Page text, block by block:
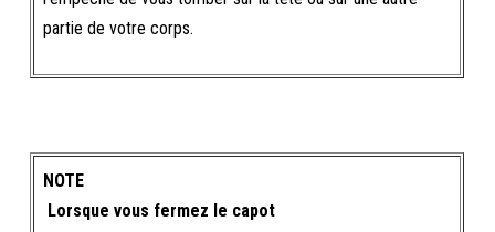
partie de votre corps.
NOTE
Lorsque vous fermez le capot